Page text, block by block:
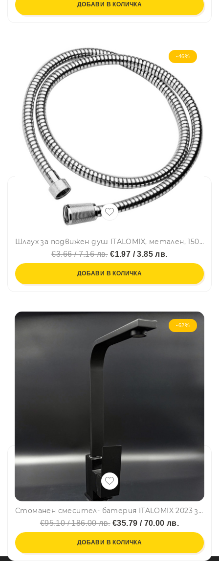
ДОБАВИ В КОЛИЧКА
-46%
Шлаух за подвижен душ ITALOMIX, метален, 150 см, ниско бюджетен вариант маркуч
€3.66 / 7.16 лв.€1.97 / 3.85 лв.
ДОБАВИ В КОЛИЧКА
-62%
Стоманен смесител- батерия ITALOMIX 2023 за кухня и баня, черен
€95.10 / 186.00 лв.€35.79 / 70.00 лв.
ДОБАВИ В КОЛИЧКА